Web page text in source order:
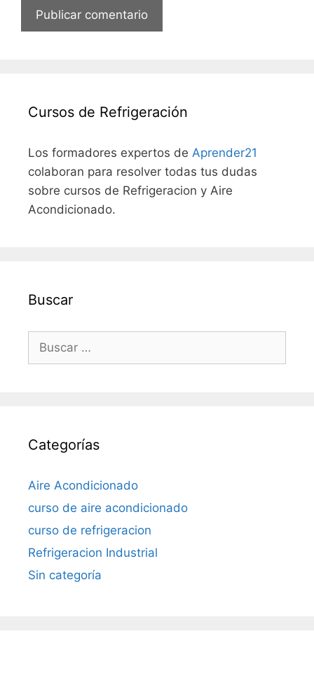
Cursos de Refrigeración
Los formadores expertos de Aprender21
colaboran para resolver todas tus dudas
sobre cursos de Refrigeracion y Aire
Acondicionado.
Buscar
Buscar:
Categorías
Aire Acondicionado
curso de aire acondicionado
curso de refrigeracion
Refrigeracion Industrial
Sin categoría